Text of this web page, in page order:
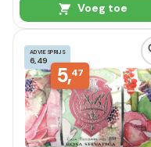
Voeg toe
ADVIESPRIJS
6,49
5,47